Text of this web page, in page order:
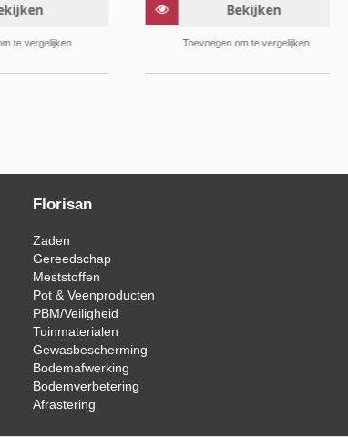
Bekijken
Toevoegen om te vergelijken
Florisan
Zaden
Gereedschap
Meststoffen
Pot & Veenproducten
PBM/Veiligheid
Tuinmaterialen
Gewasbescherming
Bodemafwerking
Bodemverbetering
Afrastering